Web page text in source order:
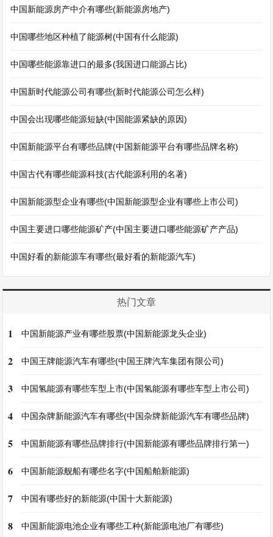
中国新能源房产中介有哪些(新能源房地产)
中国哪些地区种植了能源树(中国有什么能源)
中国哪些能源靠进口的最多(我国进口能源占比)
中国新时代能源公司有哪些(新时代能源公司怎么样)
中国会出现哪些能源短缺(中国能源紧缺的原因)
中国新能源平台有哪些品牌(中国新能源平台有哪些品牌名称)
中国古代有哪些能源科技(古代能源利用的名著)
中国新能源型企业有哪些(中国新能源型企业有哪些上市公司)
中国主要进口哪些能源矿产(中国主要进口哪些能源矿产产品)
中国好看的新能源车有哪些(最好看的新能源汽车)
热门文章
1 中国新能源产业有哪些股票(中国新能源龙头企业)
2 中国王牌能源汽车有哪些(中国王牌汽车集团有限公司)
3 中国氢能源有哪些车型上市(中国氢能源有哪些车型上市公司)
4 中国杂牌新能源汽车有哪些(中国杂牌新能源汽车有哪些品牌)
5 中国新能源有哪些品牌排行(中国新能源有哪些品牌排行第一)
6 中国新能源舰船有哪些名字(中国船舶新能源)
7 中国有哪些好的新能源(中国十大新能源)
8 中国新能源电池企业有哪些工种(新能源电池厂有哪些)